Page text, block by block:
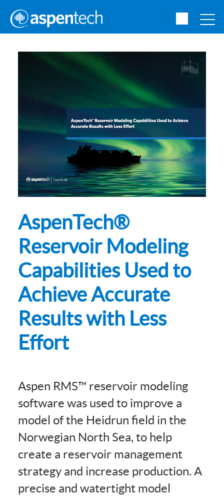
AspenTech®
Reservoir Modeling
Capabilities Used to
Achieve Accurate
Results with Less
Effort
Aspen RMS™ reservoir modeling
software was used to improve a
model of the Heidrun field in the
Norwegian North Sea, to help
create a reservoir management
strategy and increase production. A
precise and watertight model